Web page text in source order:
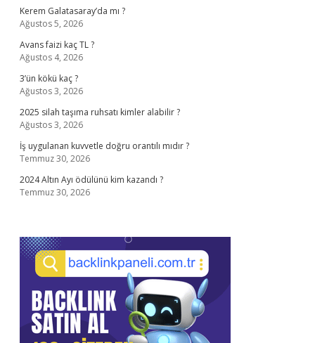
Kerem Galatasaray’da mı ?
Ağustos 5, 2026
Avans faizi kaç TL ?
Ağustos 4, 2026
3’ün kökü kaç ?
Ağustos 3, 2026
2025 silah taşıma ruhsatı kimler alabilir ?
Ağustos 3, 2026
İş uygulanan kuvvetle doğru orantılı mıdır ?
Temmuz 30, 2026
2024 Altın Ayı ödülünü kim kazandı ?
Temmuz 30, 2026